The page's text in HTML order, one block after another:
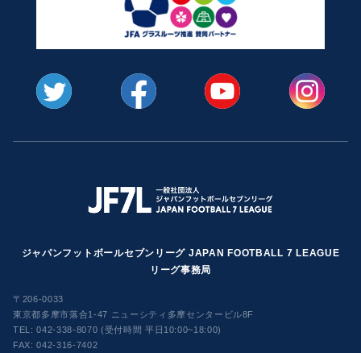
ジャパンフットボールセブンリーグ JAPAN FOOTBALL 7 LEAGUE
リーグ事務局
〒206-0033
東京都多摩市落合1-47 ニューシティ多摩センタービル8F
TEL:042-338-8070 (受付時間 平日10:00~18:00)
FAX: 042-316-7402